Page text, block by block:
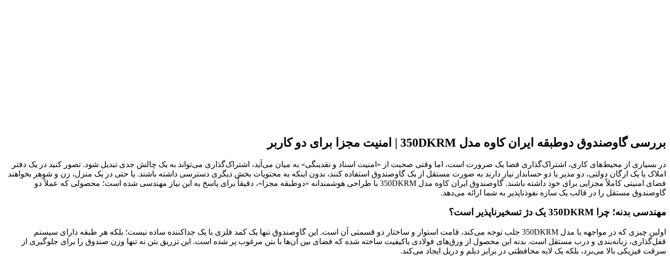
بررسی گاوصندوق دوطبقه ایران کاوه مدل 350DKRM | امنیت مجزا برای دو کاربر
در بسیاری از محیط‌های کاری، اشتراک‌گذاری فضا یک ضرورت است، اما وقتی صحبت از «امنیت اسناد و نقدینگی» به میان می‌آید، اشتراک‌گذاری می‌تواند به یک چالش جدی تبدیل شود. تصور کنید در یک دفتر
املاک یا یک ارگان دولتی، دو مدیر یا دو حسابدار نیاز دارند به صورت مستقل از یک گاوصندوق استفاده کنند، بدون اینکه به محتویات بخش دیگری دسترسی داشته باشند. یا حتی در یک منزل، زن و شوهر بخواهند
فضای امنیتی کاملاً مجزایی برای خود داشته باشند. گاوصندوق ایران کاوه مدل 350DKRM با طراحی هوشمندانه «دوطبقه مجزا»، دقیقاً برای پاسخ به این نیاز مهندسی شده است؛ محصولی که عملاً دو
گاوصندوق مستقل را در قالب یک سازه نفوذناپذیر به شما ارائه می‌دهد.
مهندسی بدنه؛ چرا 350DKRM یک دژ تسخیرناپذیر است؟
اولین چیزی که در مواجهه با مدل 350DKRM جلب توجه می‌کند، قامت استوار و ساختار دو قسمتی آن است. این گاوصندوق تنها یک کمد فلزی با یک جداکننده ساده نیست؛ بلکه هر طبقه دارای سیستم
قفل‌گذاری، زبانه‌بندی و درب مستقل است. بدنه این محصول از ورق‌های فولادی باکیفیت ساخته شده که فضای بین آن‌ها با بتن مرغوب پر شده است. این تزریق بتن نه تنها وزن صندوق را برای جلوگیری از
سرقت فیزیکی بالا می‌برد، بلکه یک لایه محافظتی در برابر دیلم و دریل ایجاد می‌کند.